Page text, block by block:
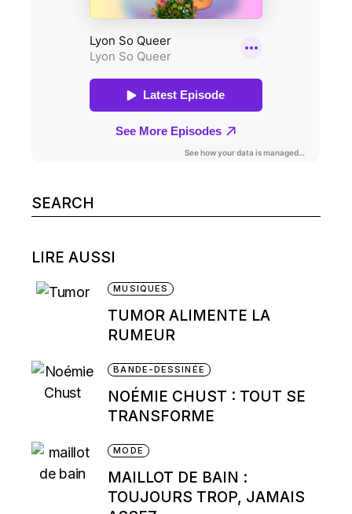
Search
for:
LIRE AUSSI
MUSIQUES
TUMOR ALIMENTE LA
RUMEUR
BANDE-DESSINÉE
NOÉMIE CHUST : TOUT SE
TRANSFORME
MODE
MAILLOT DE BAIN :
TOUJOURS TROP, JAMAIS